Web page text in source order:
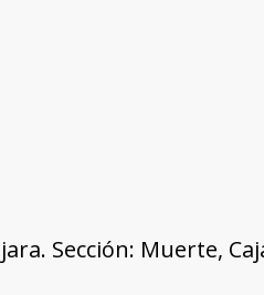
Sección: Muerte,